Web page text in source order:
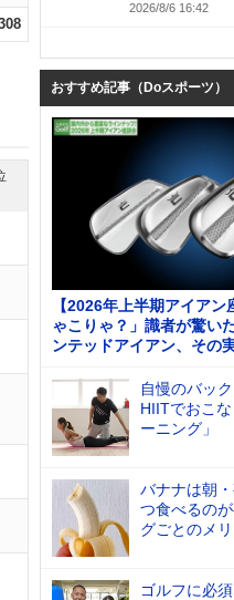
2026/8/6 16:42
おすすめ記事（Doスポーツ）
【2026年上半期アイア
ゃこりゃ？」識者が驚い
ンテッドアイアン、その
自慢のバッ
HIITでおこ
ーニング」
バナナは朝
つ食べるの
グごとのメリ
ゴルフに必